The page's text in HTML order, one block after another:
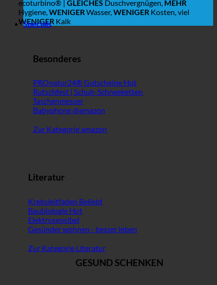
ecoturbino® | GLEICHES Duschvergnügen, MEHR
Hygiene,WENIGERWasser,WENIGER Kosten, viel
WENIGER Kalk
Specials
Besonderes
PROnatur24® Gutscheine
Rutschfest | Schuh-Schneeketten
Taschenmesser
Babyphone @amazon
Zur Kategorie amazon
Literatur
Krebsleitfaden
Baubiologie
Elektrosensibel
Gesünder wohnen - besser leben
Zur Kategorie Literatur
GESUND SCHENKEN